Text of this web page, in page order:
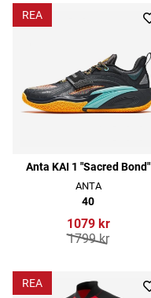
REA
Anta KAI 1 "Sacred Bond"
ANTA
40
1079 kr
1799 kr
REA